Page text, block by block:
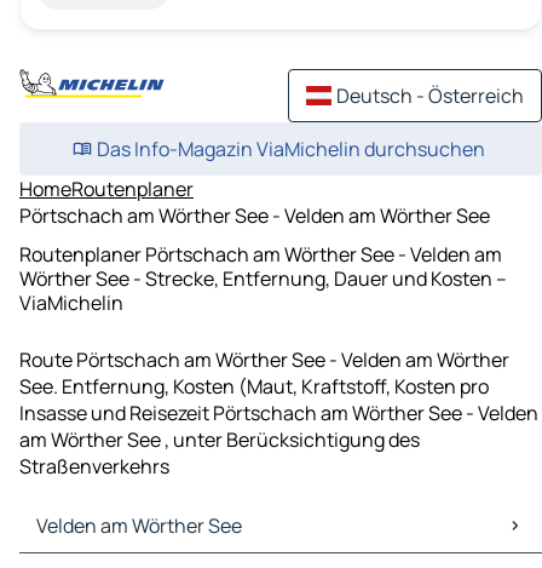
Deutsch - Österreich
Das Info-Magazin ViaMichelin durchsuchen
HomeRoutenplaner
Pörtschach am Wörther See - Velden am Wörther See
Routenplaner Pörtschach am Wörther See - Velden am
Wörther See - Strecke, Entfernung, Dauer und Kosten –
ViaMichelin
Route Pörtschach am Wörther See - Velden am Wörther
See. Entfernung, Kosten (Maut, Kraftstoff, Kosten pro
Insasse und Reisezeit Pörtschach am Wörther See - Velden
am Wörther See , unter Berücksichtigung des
Straßenverkehrs
Velden am Wörther See